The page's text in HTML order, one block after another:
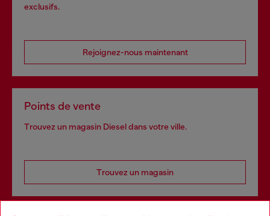
exclusifs.
Rejoignez-nous maintenant
Points de vente
Trouvez un magasin Diesel dans votre ville.
Trouvez un magasin